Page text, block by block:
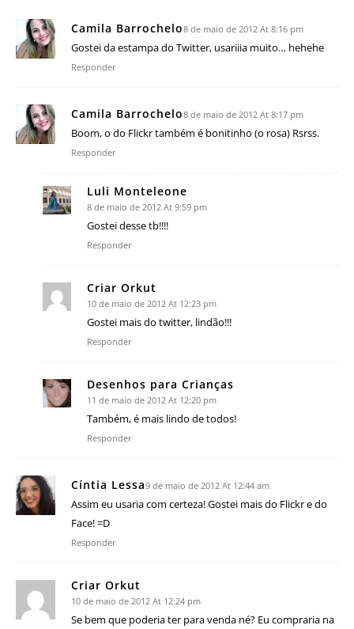
Camila Barrochelo8 de maio de 2012 At 8:16 pm
Gostei da estampa do Twitter, usariiia muito… hehehe
Responder
Camila Barrochelo8 de maio de 2012 At 8:17 pm
Boom, o do Flickr também é bonitinho (o rosa) Rsrss.
Responder
Luli Monteleone
8 de maio de 2012 At 9:59 pm
Gostei desse tb!!!!
Responder
Criar Orkut
10 de maio de 2012 At 12:23 pm
Gostei mais do twitter, lindão!!!
Responder
Desenhos para Crianças
11 de maio de 2012 At 12:20 pm
Também, é mais lindo de todos!
Responder
Cíntia Lessa9 de maio de 2012 At 12:44 am
Assim eu usaria com certeza! Gostei mais do Flickr e do
Face! =D
Responder
Criar Orkut
10 de maio de 2012 At 12:24 pm
Se bem que poderia ter para venda né? Eu compraria na